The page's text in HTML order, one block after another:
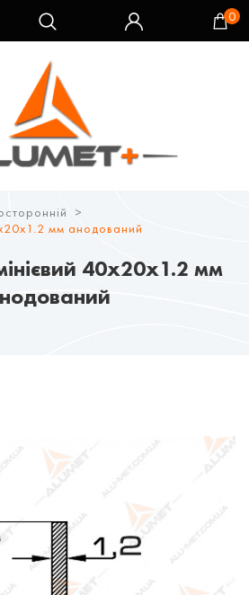
0
мм анодований
40х20х1.2 мм